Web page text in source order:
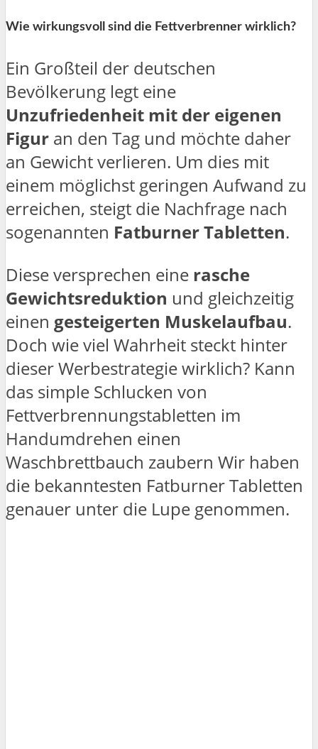
Wie wirkungsvoll sind die Fettverbrenner wirklich?
Ein Großteil der deutschen
Bevölkerung legt eine
Unzufriedenheit mit der eigenen
Figur an den Tag und möchte daher
an Gewicht verlieren. Um dies mit
einem möglichst geringen Aufwand zu
erreichen, steigt die Nachfrage nach
sogenannten Fatburner Tabletten.
Diese versprechen eine rasche
Gewichtsreduktion und gleichzeitig
einen gesteigerten Muskelaufbau.
Doch wie viel Wahrheit steckt hinter
dieser Werbestrategie wirklich? Kann
das simple Schlucken von
Fettverbrennungstabletten im
Handumdrehen einen
Waschbrettbauch zaubern Wir haben
die bekanntesten Fatburner Tabletten
genauer unter die Lupe genommen.